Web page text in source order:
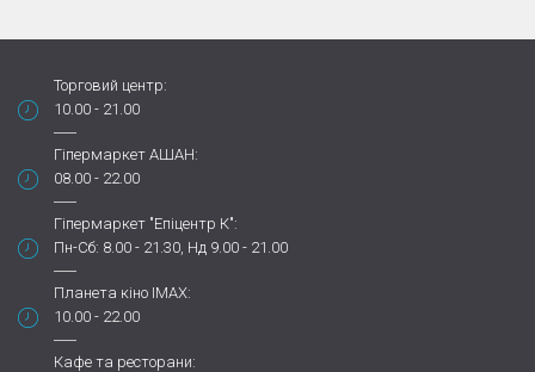
Торговий центр:
10.00 - 21.00
Гіпермаркет АШАН:
08.00 - 22.00
Гіпермаркет "Епіцентр К":
Пн-Сб: 8.00 - 21.30, Нд 9.00 - 21.00
Планета кіно IMAX:
10.00 - 22.00
Кафе та ресторани: